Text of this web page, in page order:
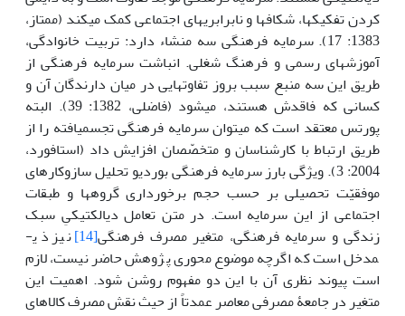
کردن تفکیک­ها، شکاف­ها و نابرابری­های اجتماعی کمک می­کند (ممتاز،
1383: 17). سرمایه فرهنگی سه منشاء دارد: تربیت خانوادگی،
آموزش­های رسمی و فرهنگ شغلی. انباشت سرمایه فرهنگی از
طریق این سه منبع سبب بروز تفاوت­هایی در میان دارندگان آن و
کسانی که فاقدش هستند، می­شود (فاضلی، 1382: 39). البته
پورتس معتقد است که می‎توان سرمایه فرهنگی تجسم­یافته را از
طریق ارتباط با کارشناسان و متخصّصان افزایش داد (استافورد،
2004: 3). ویژگی بارز سرمایه فرهنگی بوردیو تحلیل سازوکارهای
موفقیّت تحصیلی بر حسب حجم برخورداری گروه­ها و طبقات
اجتماعی از این سرمایه است. در متن تعامل دیالکتیکیِ سبک
زندگی و سرمایه فرهنگی، متغیر مصرف فرهنگی[14] نیز ذی­
مدخل است که اگرچه موضوع محوری پژوهش حاضر نیست، لازم
است پیوند نظری آن با این دو مفهوم روشن شود. اهمیت این
متغیر در جامعۀ مصرفی معاصر عمدتاً از حیث نقش مصرف کالاهای